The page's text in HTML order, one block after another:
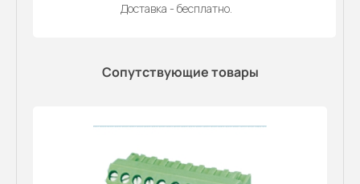
Доставка - бесплатно.
Сопутствующие товары